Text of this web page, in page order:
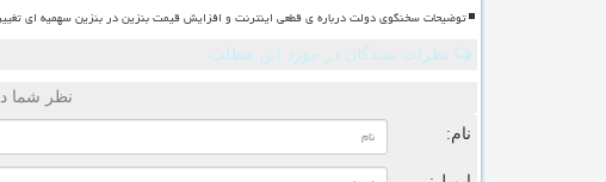
توضیحات سخنگوی دولت درباره ی قطعی اینترنت و افزایش قیمت بنزین در بنزین سهمیه ای
نظرات بینندگان در مورد این مطلب
نظر شما
نام: